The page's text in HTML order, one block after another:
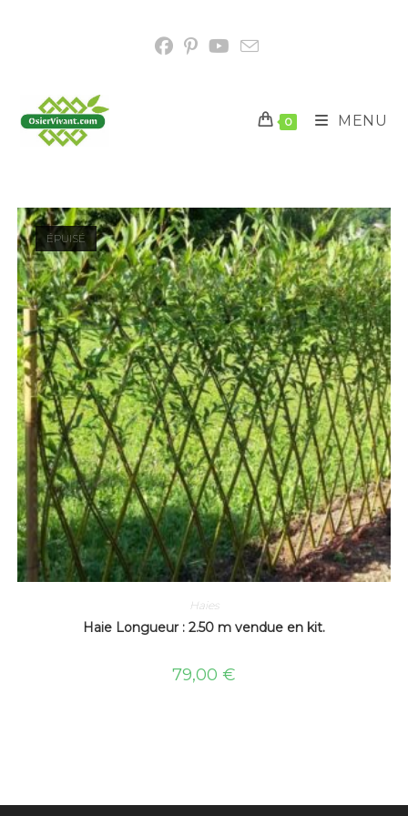
0 MENU
ÉPUISÉ
Haies
Haie Longueur : 2.50 m vendue en kit.
79,00 €